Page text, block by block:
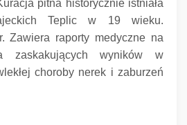
pitna historycznie istniała
Teplic w 19 wieku.
Zawiera raporty medyczne na
zaskakujących wyników w
choroby nerek i zaburzeń